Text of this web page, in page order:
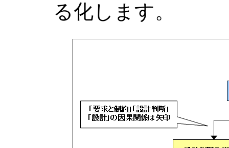
る化します。